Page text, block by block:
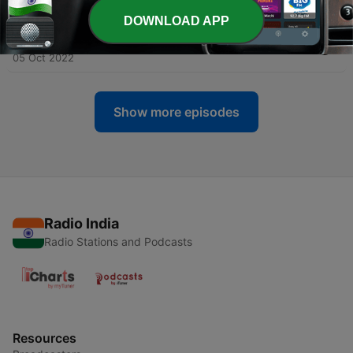
12 Oct 2022
3 - #2 - Chris Silvester – Mijn vader is een moordenaar
05 Oct 2022
Show more episodes
Radio India
Radio Stations and Podcasts
Resources
DOWNLOAD APP